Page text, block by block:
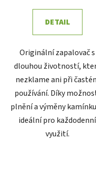
DETAIL
Originální zapalovač s
dlouhou životností,
nezklame ani při
používání. Díky
plnění a výměny
ideální pro každodenní
využití.